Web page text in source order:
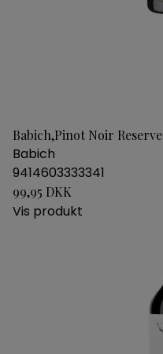
Babich,Pinot Noir Reserve
Babich
9414603333341
99,95 DKK
Vis produkt